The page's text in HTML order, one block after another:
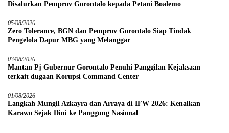
Disalurkan Pemprov Gorontalo kepada Petani Boalemo
05/08/2026
Zero Tolerance, BGN dan Pemprov Gorontalo Siap Tindak
Pengelola Dapur MBG yang Melanggar
03/08/2026
Mantan Pj Gubernur Gorontalo Penuhi Panggilan Kejaksaan
terkait dugaan Korupsi Command Center
01/08/2026
Langkah Mungil Azkayra dan Arraya di IFW 2026: Kenalkan
Karawo Sejak Dini ke Panggung Nasional